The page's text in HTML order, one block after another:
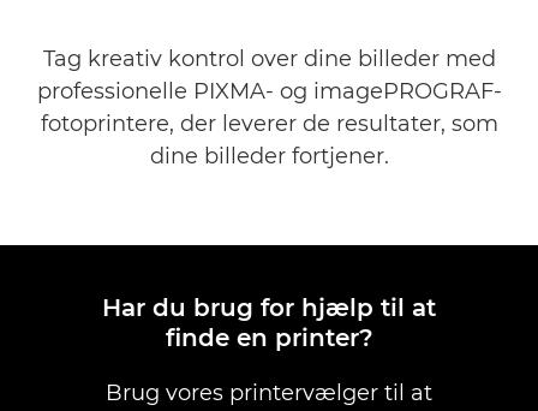
Serien af professionelle fotoprintere
Tag kreativ kontrol over dine billeder med
professionelle PIXMA- og imagePROGRAF-
fotoprintere, der leverer de resultater, som
dine billeder fortjener.
Har du brug for hjælp til at
finde en printer?
Brug vores printervælger til at